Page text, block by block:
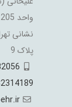
واحد 205
نشانی
پلاک 9